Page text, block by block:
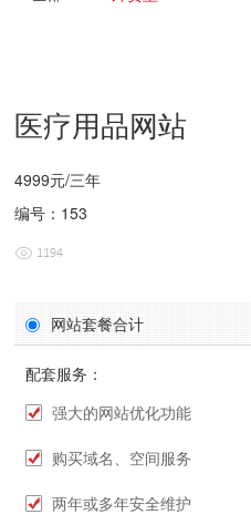
医疗用品网站
4999元/三年
编号：153
1194
网站套餐合计
配套服务：
强大的网站优化功能
购买域名、空间服务
两年或多年安全维护